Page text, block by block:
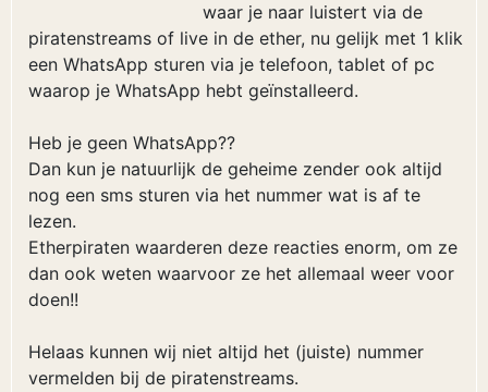
waar je naar luistert via de
piratenstreams of live in de ether, nu gelijk met 1 klik
een WhatsApp sturen via je telefoon, tablet of pc
waarop je WhatsApp hebt geïnstalleerd.
Heb je geen WhatsApp??
Dan kun je natuurlijk de geheime zender ook altijd
nog een sms sturen via het nummer wat is af te
lezen.
Etherpiraten waarderen deze reacties enorm, om ze
dan ook weten waarvoor ze het allemaal weer voor
doen!!
Helaas kunnen wij niet altijd het (juiste) nummer
vermelden bij de piratenstreams.